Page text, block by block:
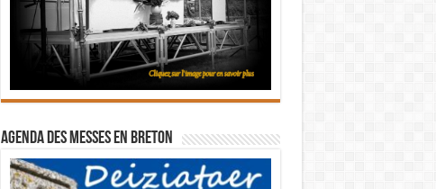
Agenda des messes en breton